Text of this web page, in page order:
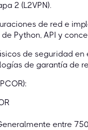
2 (L2VPN).
de red e
Python, API y
de seguridad
de garantía de
entre